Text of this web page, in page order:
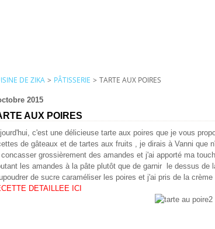
DE ZIKA > PÂTISSERIE > TARTE AUX POIRES
2015
AUX POIRES
c'est une délicieuse tarte aux poires que je vous
de gâteaux et de tartes aux fruits , je dirais à Vanni que
grossièrement des amandes et j'ai apporté ma
les amandes à la pâte plutôt que de garnir le dessus de
de sucre caraméliser les poires et j'ai pris de la
DETAILLEE ICI